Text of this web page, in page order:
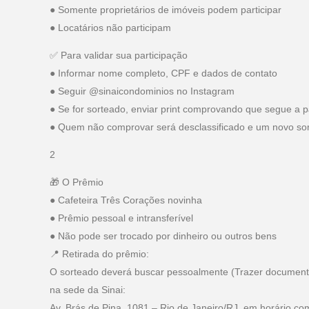
● Somente proprietários de imóveis podem participar
● Locatários não participam
✅ Para validar sua participação
● Informar nome completo, CPF e dados de contato
● Seguir @sinaicondominios no Instagram
● Se for sorteado, enviar print comprovando que segue a
● Quem não comprovar será desclassificado e um novo
2
🎁 O Prêmio
● Cafeteira Três Corações novinha
● Prêmio pessoal e intransferível
● Não pode ser trocado por dinheiro ou outros bens
📍 Retirada do prêmio:
O sorteado deverá buscar pessoalmente (Trazer
na sede da Sinai: